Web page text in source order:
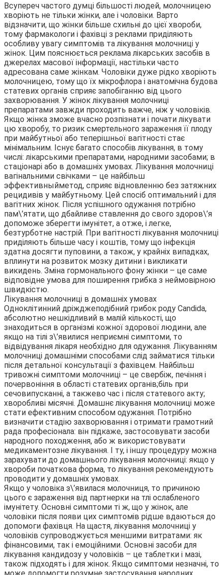
Всупереч частого думці більшості людей, молочницею
хворіють не тільки жінки, але і чоловіки. Варто
відзначити, що жінки більше схильні до цієї хвороби,
тому фармакологи і фахівці з реклами приділяють
особливу увагу симптомів та лікування молочниці у
жінок. Цим пояснюється реклама лікарських засобів в
джерелах масової інформації, настільки часто
адресована саме жінкам. Чоловіки дуже рідко хворіють
молочницею, тому що їх мікрофлора і анатомічна будова
статевих органів сприяє запобіганню від цього
захворювання. У жінок лікування молочниці
препаратами завжди проходить важче, ніж у чоловіків.
Якщо жінка зможе вчасно розпізнати і почати лікувати
цю хворобу, то ризик смертельного зараження її плоду
при майбутньої або теперішньої вагітності стає
мінімальним. Існує багато способів лікування, в тому
числі: лікарськими препаратами, народними засобами; в
стаціонарі або в домашніх умовах. Лікування молочниці
вагінальними свічками – це найбільш
эффективныйметод, сприяє відновленню без затяжних
рецидивів у майбутньому. Цей спосіб оптимальний і для
вагітних жінок. Після успішного одужання потрібно
пам\’ятати, що дбайливе ставлення до свого здоров\’я
допоможе зберегти імунітет, а отже, і легке,
безтурботне настрій. При вагітності лікування молочниці
приділяють більше часу і коштів, тому що інфекція
здатна досягти пуповини, а також, у крайніх випадках,
вплинути на розвиток мозку дитини і викликати
викидень. Зміна гормонального фону жінки – це саме
відповідне умова для поширення грибка з неймовірною
швидкістю.
Лікування молочниці в домашніх умовах
Одноклітинний дріжджеподібний грибок роду Candida,
абсолютно нешкідливий в малій кількості, що
знаходиться в організмі кожної здорової людини, але
якщо на тілі з\’явилися неприємні симптоми, то
відвідування лікаря необхідно для одужання. Лікуванням
молочниці домашніми способами слід займатися тільки
після детальної консультації з фахівцем. Найбільш
тривожні симптоми молочниці – це свербіж, печіння і
почервоніння в області статевих органів;біль при
сечовипусканні, а такжево час і після статевого акту;
хворобливі місячні. Домашнє лікування молочниці може
стати ефективним способом одужання. Потрібно
визначити стадію захворювання і отримати грамотний
рада професіонала: він підкаже, застосовувати засоби
народного походження, або ж використовувати
медикаментозне лікування. І ту, і іншу процедуру можна
зарахувати до домашнього лікування молочниці: якщо у
хвороби початкова форма, то лікування рекомендують
проводити у домашніх умовах.
Якщо у чоловіка з\’явилася молочниця, то причиною
цього є зараження від партнерки на тлі ослабленого
імунітету. Основні симптоми ті ж, що у жінок, але
чоловіки після появи цих симптомів рідше вдаються до
допомоги фахівця. На щастя, лікування молочниці у
чоловіків супроводжується меншими витратами: як
фінансовими, так і емоційними. Основні засоби для
лікування кандидозу у чоловіків – це таблетки і мазі,
також підходять і для жінок. Якщо симптоми незначні, то
може допомогти розумне застосування народних